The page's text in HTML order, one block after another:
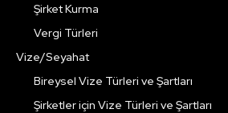
Şirket Kurma
Vergi Türleri
Vize/Seyahat
Bireysel Vize Türleri ve Şartları
Şirketler için Vize Türleri ve Şartları